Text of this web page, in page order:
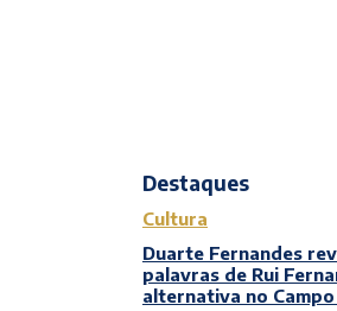
Destaques
Cultura
Duarte Fernandes
palavras de Rui
alternativa no Campo